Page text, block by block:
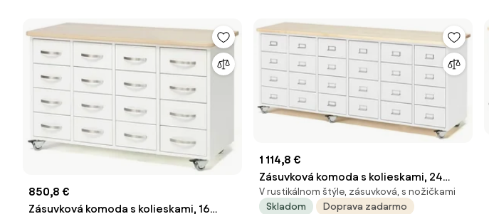
850,8 €
Zásuvková komoda s kolieskami, 16
1 114,8 €
Zásuvková komoda s kolieskami, 24
zásuviek, madlo s držiakom na štítky,
biela
V rustikálnom štýle, zásuvková, s nožičkami
Skladom
Doprava zadarmo